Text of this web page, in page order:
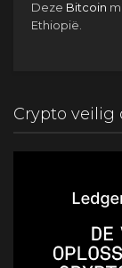
Deze Bitcoin
Ethiopië.
Crypto veilig